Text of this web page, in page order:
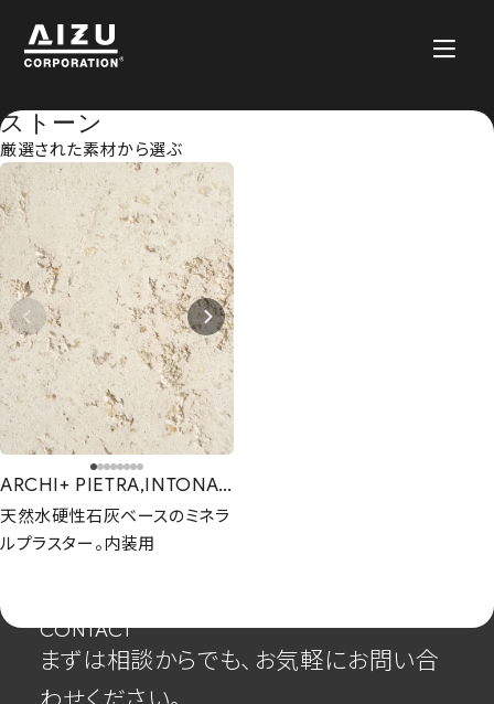
ストーン
厳選された素材から選ぶ
ARCHI+ PIETRA,INTONACO
天然水硬性石灰ベースのミネラ
ルプラスター。内装用
CONTACT
まずは相談からでも、お気軽にお問い合